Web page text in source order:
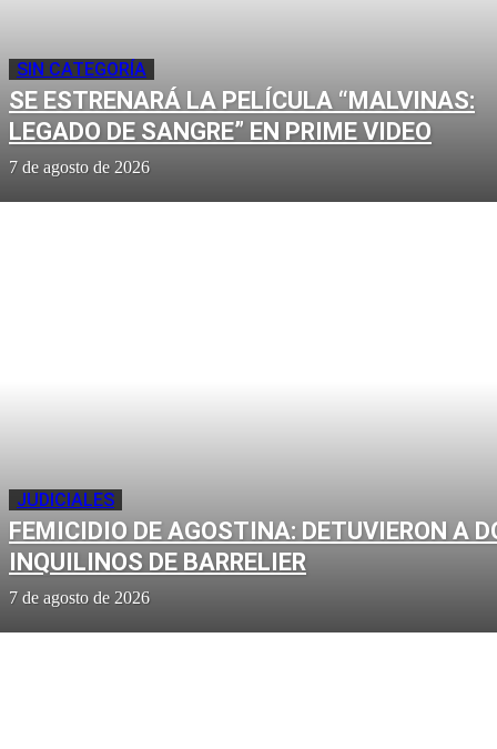
SIN CATEGORÍA
SE ESTRENARÁ LA PELÍCULA “MALVINAS:
LEGADO DE SANGRE” EN PRIME VIDEO
7 de agosto de 2026
JUDICIALES
FEMICIDIO DE AGOSTINA: DETUVIERON A
INQUILINOS DE BARRELIER
7 de agosto de 2026